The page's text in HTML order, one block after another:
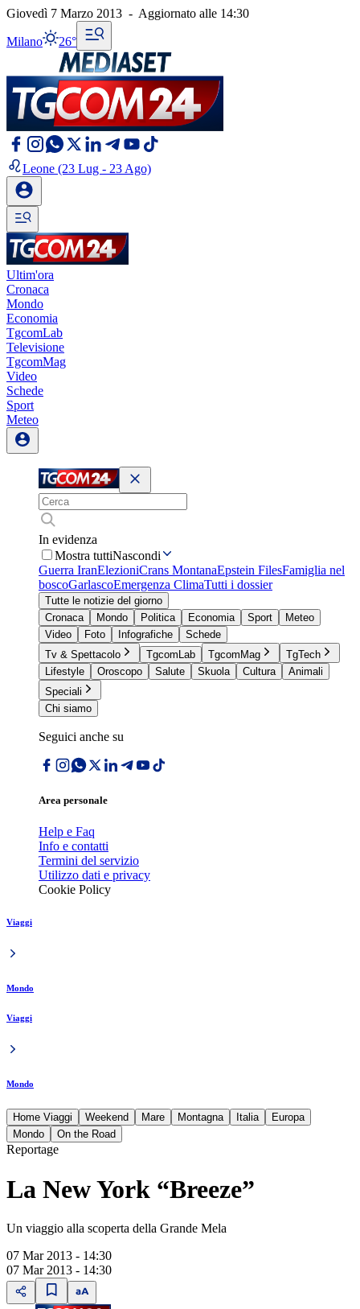
Giovedì 7 Marzo 2013 - Aggiornato alle 14:30
Milano 26°
Leone (23 Lug - 23 Ago)
Ultim'ora
Cronaca
Mondo
Economia
TgcomLab
Televisione
TgcomMag
Video
Schede
Sport
Meteo
In evidenza
Mostra tuttiNascondi
Guerra IranElezioniCrans MontanaEpstein FilesFamiglia nel
boscoGarlascoEmergenza ClimaTutti i dossier
Tutte le notizie del giorno
Cronaca
Mondo Politica Economia Sport
Meteo
Video
Foto Infografiche
Schede
Tv & Spettacolo
TgcomLab TgcomMag
TgTech
Lifestyle
Oroscopo Salute Skuola Cultura
Animali
Speciali
Chi siamo
Seguici anche su
Area personale
Help e Faq
Info e contatti
Termini del servizio
Utilizzo dati e privacy
Cookie Policy
Viaggi
Mondo
Viaggi
Mondo
Home Viaggi Weekend Mare Montagna Italia
Europa
Mondo
On the Road
Reportage
La New York “Breeze”
Un viaggio alla scoperta della Grande Mela
07 Mar 2013 - 14:30
07 Mar 2013 - 14:30